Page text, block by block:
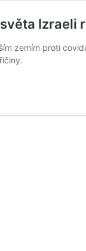
Izraeli
zemím proti